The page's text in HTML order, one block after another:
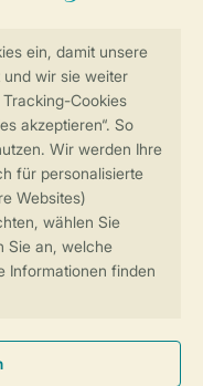
Privatsphäre
Buchung